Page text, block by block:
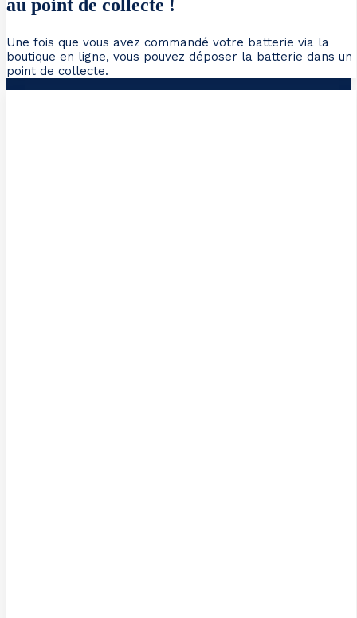
au point de collecte !
Une fois que vous avez commandé votre batterie via la
boutique en ligne, vous pouvez déposer la batterie dans un
point de collecte.